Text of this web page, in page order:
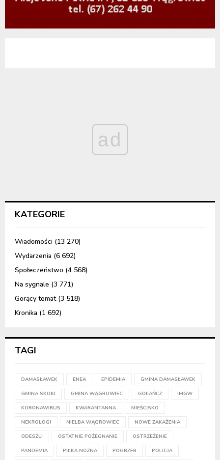
ad
KATEGORIE
Wiadomości (13 270)
Wydarzenia (6 692)
Społeczeństwo (4 568)
Na sygnale (3 771)
Gorący temat(3 518)
Kronika (1 692)
TAGI
DAMASŁAWEK ENEA EPIDEMIA GMINA DAMASŁAWEK
GMINA SKOKI GMINA WĄGROWIEC GOŁAŃCZ IMGW
KORONAWIRUS KWARANTANNA MIEŚCISKO
NEKROLOGI NIELBA WĄGROWIEC NOWE ZAKAŻENIA
ODESZLI OSTATNIE POŻEGNANIE OSTRZEŻENIE
PANDEMIA PIŁKA NOŻNA POGRZEB POLICJA